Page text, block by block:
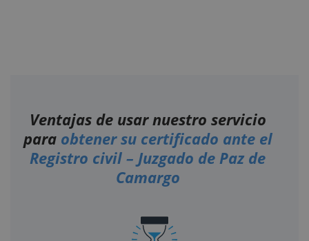
Ventajas de usar nuestro servicio
para obtener su certificado ante el
Registro civil – Juzgado de Paz de
Camargo